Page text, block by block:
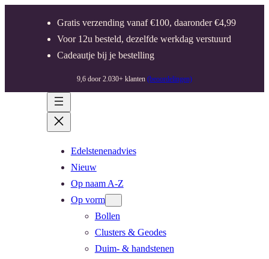
Gratis verzending vanaf €100, daaronder €4,99
Voor 12u besteld, dezelfde werkdag verstuurd
Cadeautje bij je bestelling
9,6 door 2.030+ klanten (beoordelingen)
Edelstenenadvies
Nieuw
Op naam A-Z
Op vorm
Bollen
Clusters & Geodes
Duim- & handstenen